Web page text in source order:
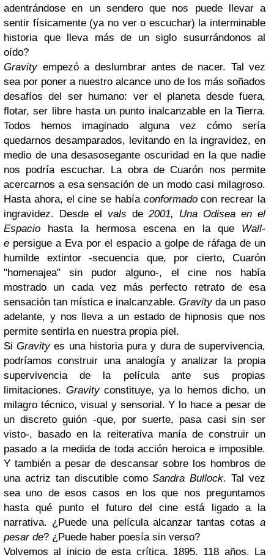
adentrándose en un sendero que nos puede llevar a
sentir físicamente (ya no ver o escuchar) la interminable
historia que lleva más de un siglo susurrándonos al
oído?
Gravityempezó a deslumbrar antes de nacer. Tal vez
sea por poner a nuestro alcance uno de los más soñados
desafíos del ser humano: ver el planeta desde fuera,
flotar, ser libre hasta un punto inalcanzable en la Tierra.
Todos hemos imaginado alguna vez cómo sería
quedarnos desamparados, levitando en la ingravidez, en
medio de una desasosegante oscuridad en la que nadie
nos podría escuchar. La obra de Cuarón nos permite
acercarnos a esa sensación de un modo casi milagroso.
Hasta ahora, el cine se había conformadocon recrear la
ingravidez. Desde el vals de 2001, Una Odisea en el
Espacio hasta la hermosa escena en la que Wall-
e persigue a Eva por el espacio a golpe de ráfaga de un
humilde extintor -secuencia que, por cierto, Cuarón
"homenajea" sin pudor alguno-, el cine nos había
mostrado un cada vez más perfecto retrato de esa
sensación tan mística e inalcanzable. Gravityda un paso
adelante, y nos lleva a un estado de hipnosis que nos
permite sentirla en nuestra propia piel.
SiGravityes una historia pura y dura de supervivencia,
podríamos construir una analogía y analizar la propia
supervivencia de la película ante sus propias
limitaciones. Gravityconstituye, ya lo hemos dicho, un
milagro técnico, visual y sensorial. Y lo hace a pesar de
un discreto guión -que, por suerte, pasa casi sin ser
visto-, basado en la reiterativa manía de construir un
pasado a la medida de toda acción heroica e imposible.
Y también a pesar de descansar sobre los hombros de
una actriz tan discutible comoSandra Bullock. Tal vez
sea uno de esos casos en los que nos preguntamos
hasta qué punto el futuro del cine está ligado a la
narrativa. ¿Puede una película alcanzar tantas cotas a
pesar de? ¿Puede haber poesía sin verso?
Volvemos al inicio de esta crítica. 1895. 118 años. La